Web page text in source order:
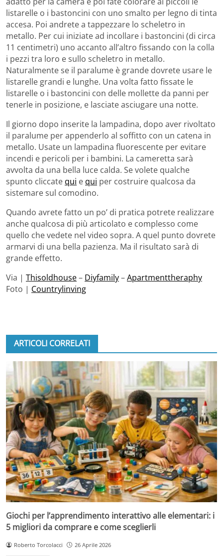
listarelle o i bastoncini con uno smalto per legno di tinta
accesa. Poi andrete a tappezzare lo scheletro in
metallo. Per cui iniziate ad incollare i bastoncini (di circa
11 centimetri) uno accanto all’altro fissando con la colla
i pezzi tra loro e sullo scheletro in metallo.
Naturalmente se il paralume è grande dovrete usare le
listarelle grandi e lunghe. Una volta fatto fissate le
listarelle o i bastoncini con delle mollette da panni per
tenerle in posizione, e lasciate asciugare una notte.
Il giorno dopo inserite la lampadina, dopo aver rivoltato
il paralume per appenderlo al soffitto con un catena in
metallo. Usate un lampadina fluorescente per evitare
incendi e pericoli per i bambini. La cameretta sarà
avvolta da una bella luce calda. Se volete qualche
spunto cliccate qui e qui per costruire qualcosa da
sistemare sul comodino.
Quando avrete fatto un po’ di pratica potrete realizzare
anche qualcosa di più articolato e complesso come
quello che vedete nel video sopra. A quel punto dovrete
armarvi di una bella pazienza. Ma il risultato sarà di
grande effetto.
Via | Thisoldhouse– Diyfamily–Apartmenttheraphy
Foto | Countrylinving
ARTICOLI CORRELATI
Giochi per l’apprendimento interattivo alle elementari: i
5 migliori da comprare e come sceglierli
Roberto Torcolacci 26 Aprile 2026